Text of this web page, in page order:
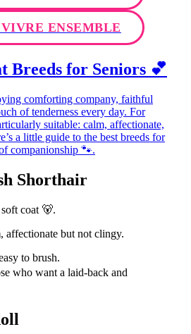
ENSEMBLE
Breeds for Seniors 💕
comforting company, faithful
of tenderness every day. For
suitable: calm, affectionate,
a little guide to the best breeds for
companionship 🐾.
Shorthair
coat 🐻.
affectionate but not clingy.
to brush.
who want a laid-back and